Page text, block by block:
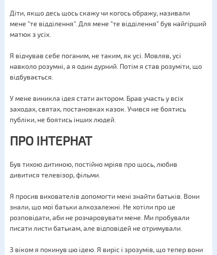
Діти, якщо десь щось скажу чи когось ображу, називали
мене "те відділення". Для мене "те відділення" був найгірший
матюк з усіх.
Я відчував себе поганим, не таким, як усі. Мовляв, усі
навколо розумні, а я один дурний. Потім я став розуміти, що
відбувається.
У мене виникла ідея стати актором. Брав участь у всіх
заходах, святах, постановках казок. Учився не боятись
публіки, не боятись інших людей.
ПРО ІНТЕРНАТ
Був тихою дитиною, постійно мріяв про щось, любив
дивитися телевізор, фільми.
Я просив вихователів допомогти мені знайти батьків. Вони
знали, що мої батьки алкозалежні. Не хотіли про це
розповідати, аби не розчаровувати мене. Ми пробували
писати листи батькам, але відповідей не отримували.
З віком я покинув цю ідею. Я виріс і зрозумів, що тепер вони